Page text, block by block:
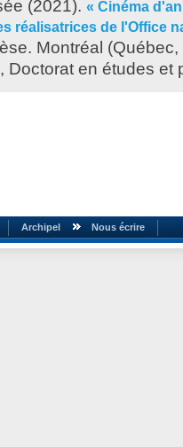
(2021). « Cinéma
réalisatrices de l'Office
Montréal
Doctorat en études et
Archipel Nous écrire